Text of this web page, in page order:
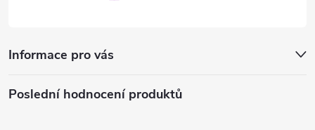
Informace pro vás
Poslední hodnocení produktů